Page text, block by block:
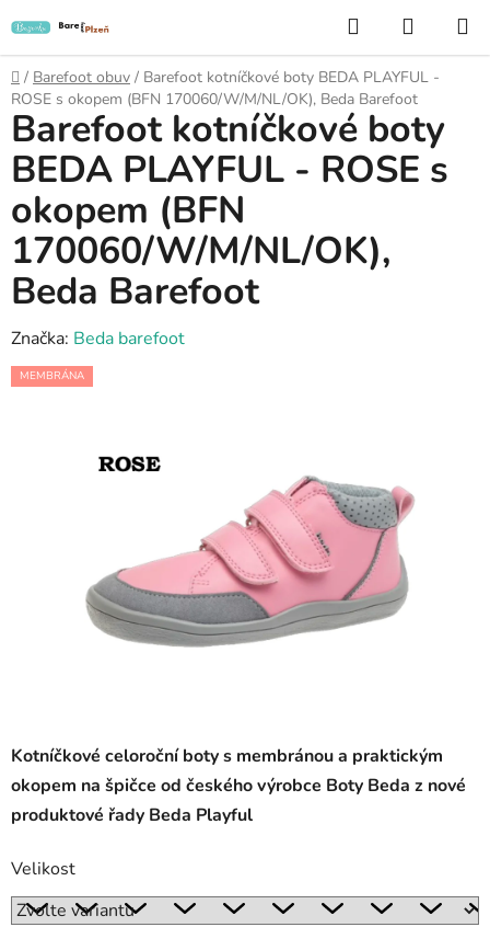
na
obsah
Hledat
KOŠÍK
Domů
/ Barefoot obuv / Barefoot kotníčkové boty BEDA PLAYFUL -
ROSE s okopem (BFN 170060/W/M/NL/OK), Beda Barefoot
Kotníčkové celoroční boty s membránou a praktickým
okopem na špičce od českého výrobce Boty Beda z nové
produktové řady Beda Playful
Velikost
Barefoot kotníčkové boty
BEDA PLAYFUL - ROSE s
okopem (BFN
170060/W/M/NL/OK),
Beda Barefoot
Značka: Beda barefoot
MEMBRÁNA